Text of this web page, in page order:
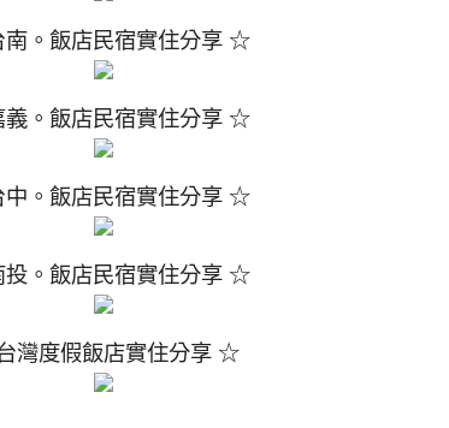
。飯店民宿實住分享 ☆
。飯店民宿實住分享 ☆
。飯店民宿實住分享 ☆
。飯店民宿實住分享 ☆
灣度假飯店實住分享 ☆